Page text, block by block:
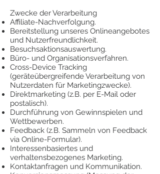
Zwecke der Verarbeitung
Affiliate-Nachverfolgung.
Bereitstellung unseres Onlineangebotes
und Nutzerfreundlichkeit.
Besuchsaktionsauswertung.
Büro- und Organisationsverfahren.
Cross-Device Tracking
(geräteübergreifende Verarbeitung von
Nutzerdaten für Marketingzwecke).
Direktmarketing (z.B. per E-Mail oder
postalisch).
Durchführung von Gewinnspielen und
Wettbewerben.
Feedback (z.B. Sammeln von Feedback
via Online-Formular).
Interessenbasiertes und
verhaltensbezogenes Marketing.
Kontaktanfragen und Kommunikation.